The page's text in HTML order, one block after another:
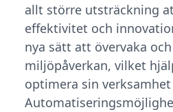
allt större utsträckning
effektivitet och
nya sätt att övervaka
miljöpåverkan, vilket
optimera sin